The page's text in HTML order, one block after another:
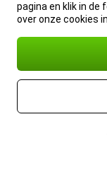
pagina en klik in de
over onze cookies